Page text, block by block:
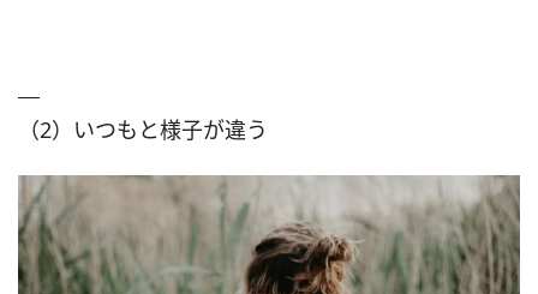
（2）いつもと様子が違う